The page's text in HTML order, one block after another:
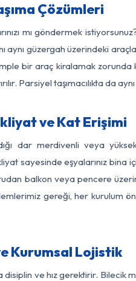
Çözümleri
mı göndermek
güzergah üzerindeki
bir araç kiralamak zorunda
Parsiyel taşımacılıkta da
ve Kat Erişimi
dar merdivenli veya
sayesinde eşyalarınız bina
balkon veya pencere
gereği, her
Kurumsal Lojistik
disiplin ve hız gerektirir.